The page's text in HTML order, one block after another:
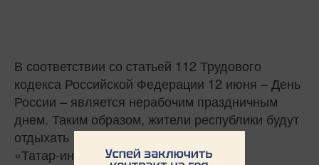
В соответствии со статьей 112 Трудового
кодекса Российской Федерации 12 июня – День
России – является нерабочим праздничным
днем. Таким образом, жители республики будут
отдыхать 10, 11 и 12 июня.
«Татар-информ»